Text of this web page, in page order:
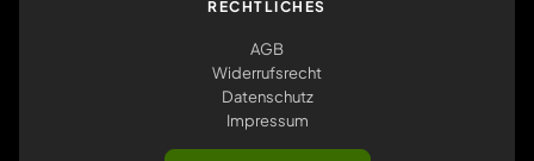
RECHTLICHES
AGB
Widerrufsrecht
Datenschutz
Impressum